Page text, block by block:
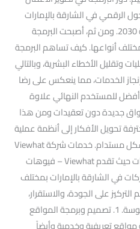
الرقمي في الشارقة بالإمارات
خيارًا، بل أصبح جزءًا أساسيًا من رؤية 2030. ومن ثم، أصبحت البرمجة
أنواعها. كيف تساهم البرمجة
وتقليل الأخطاء البشرية، وبالتالي
الخدمات، مما ينعكس على رضا
أفضل للمستخدم النهائي علاوة
جديدة دون تعقيدات ومن هذا
تحويل الأفكار إلى أنظمة عملية
ترفع كفاءة العمل وتزيد الأرباح بشكل مستدام. خدمات شركة Viewhat
في مجال البرمجة بالشارقة بالإمارات حيث تقدم Viewhat – فيوهات
في الشارقة بالإمارات بمختلف
على الجودة، والاستقرار،
وعلاوة علي ذلك تحقيق نتائج ملموسة. 1. تصميم وبرمجة المواقع
مواقع تعريفية وخدمية وأيضاً